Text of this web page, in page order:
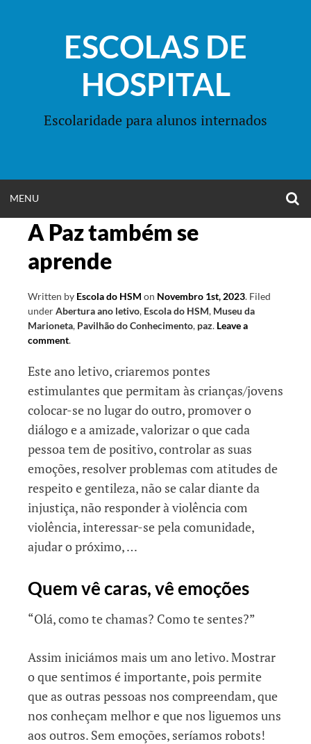
ESCOLAS DE
HOSPITAL
Escolaridade para alunos internados
MENU
MENU
A Paz também se
aprende
Written by Escola do HSM on Novembro 1st, 2023. Filed
underAbertura ano letivo, Escola do HSM, Museu da
Marioneta, Pavilhão do Conhecimento, paz. Leave a
comment.
Este ano letivo, criaremos pontes
estimulantes que permitam às crianças/jovens
colocar-se no lugar do outro, promover o
diálogo e a amizade, valorizar o que cada
pessoa tem de positivo, controlar as suas
emoções, resolver problemas com atitudes de
respeito e gentileza, não se calar diante da
injustiça, não responder à violência com
violência, interessar-se pela comunidade,
ajudar o próximo, …
Quem vê caras, vê emoções
“Olá, como te chamas? Como te sentes?”
Assim iniciámos mais um ano letivo. Mostrar
o que sentimos é importante, pois permite
que as outras pessoas nos compreendam, que
nos conheçam melhor e que nos liguemos uns
aos outros. Sem emoções, seríamos robots!